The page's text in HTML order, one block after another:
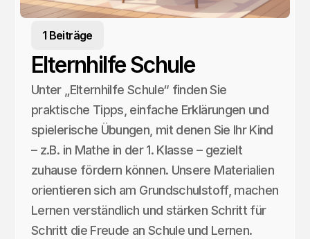
1 Beiträge
Elternhilfe Schule
Unter „Elternhilfe Schule“ finden Sie
praktische Tipps, einfache Erklärungen und
spielerische Übungen, mit denen Sie Ihr Kind
– z.B. in Mathe in der 1. Klasse – gezielt
zuhause fördern können. Unsere Materialien
orientieren sich am Grundschulstoff, machen
Lernen verständlich und stärken Schritt für
Schritt die Freude an Schule und Lernen.